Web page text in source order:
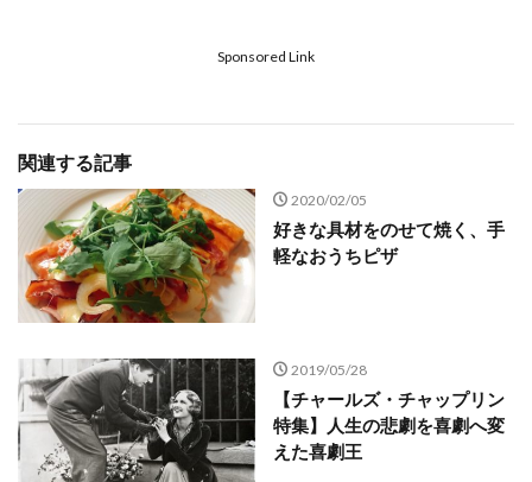
Sponsored Link
関連する記事
2020/02/05
好きな具材をのせて焼く、手
軽なおうちピザ
2019/05/28
【チャールズ・チャップリン
特集】人生の悲劇を喜劇へ変
えた喜劇王